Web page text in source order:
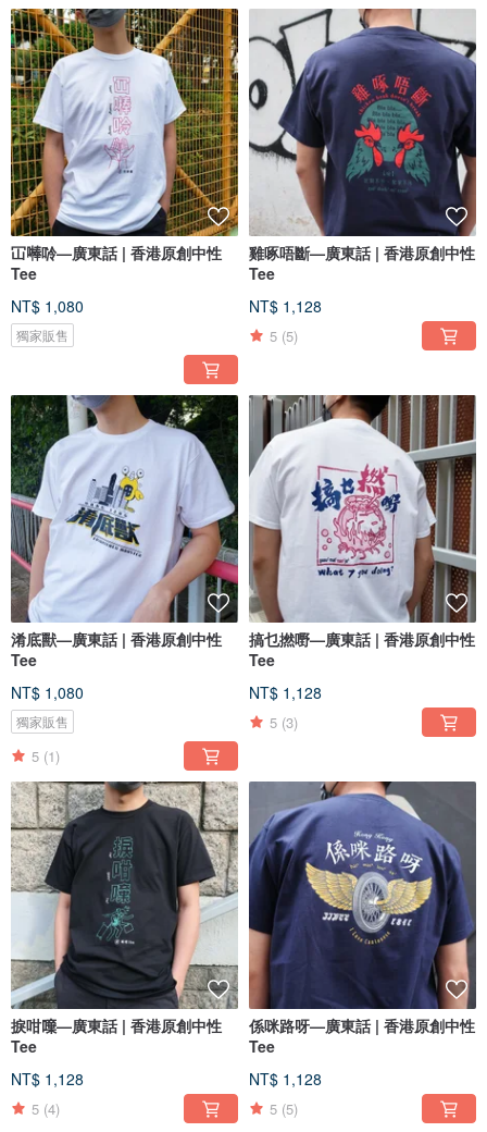
冚𠾴唥—廣東話 | 香港原創中性
Tee
NT$ 1,080
獨家販售
雞啄唔斷—廣東話 | 香港原創中性
Tee
NT$ 1,128
5 (5)
淆底獸—廣東話 | 香港原創中性
Tee
NT$ 1,080
獨家販售
5 (1)
搞乜撚嘢—廣東話 | 香港原創中性
Tee
NT$ 1,128
5 (3)
捩咁𠾍—廣東話 | 香港原創中性
Tee
NT$ 1,128
5 (4)
係咪路呀—廣東話 | 香港原創中性
Tee
NT$ 1,128
5 (5)